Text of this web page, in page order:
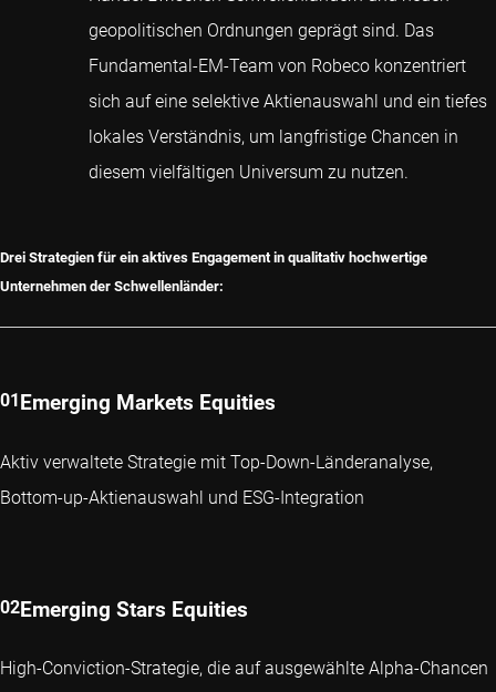
geopolitischen Ordnungen geprägt sind. Das
Fundamental-EM-Team von Robeco konzentriert
sich auf eine selektive Aktienauswahl und ein tiefes
lokales Verständnis, um langfristige Chancen in
diesem vielfältigen Universum zu nutzen.
Drei Strategien für ein aktives Engagement in qualitativ hochwertige
Unternehmen der Schwellenländer:
Emerging Markets Equities
Aktiv verwaltete Strategie mit Top-Down-Länderanalyse,
Bottom-up-Aktienauswahl und ESG-Integration
Emerging Stars Equities
High-Conviction-Strategie, die auf ausgewählte Alpha-Chancen